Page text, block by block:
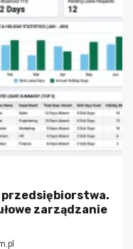
przedsiębiorstwa.
zarządzanie